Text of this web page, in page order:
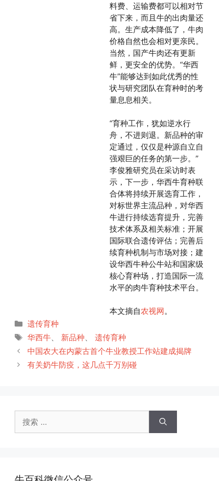
料费、运输费都可以相对节
省下来，而且牛的出肉量还
高。生产成本降低了，牛肉
价格自然也会相对更亲民。
当然，国产牛肉还有更新
鲜，更安全的优势。“华西
牛”能够达到如此优秀的性
状与研究团队在育种时的考
量息息相关。
“育种工作，犹如逆水行
舟，不进则退。新品种的审
定通过，仅仅是种源自立自
强艰巨的任务的第一步。”
李俊雅研究员在采访时表
示，下一步，华西牛育种联
合体将持续开展选育工作，
对标世界主流品种，对华西
牛进行持续选育提升，完善
技术体系及相关标准；开展
国际联合遗传评估；完善后
续育种机制与市场对接；建
设华西牛种公牛站和国家级
核心育种场，打造国际一流
水平的肉牛育种技术平台。
本文摘自农视网。
分
类
遗传育种
标
签
华西牛、 新品种、 遗传育种
中国农大在内蒙古首个牛业教授工作站建成揭牌
有关奶牛防疫，这几点千万别碰
索：